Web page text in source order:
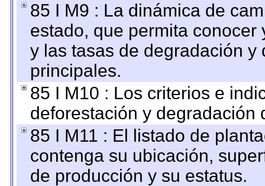
85 I M9 : La dinámica de
estado, que permita
y las tasas de degradación
principales.
85 I M10 : Los criterios e
deforestación y degradación
85 I M11 : El listado de
contenga su ubicación,
de producción y su estatus.